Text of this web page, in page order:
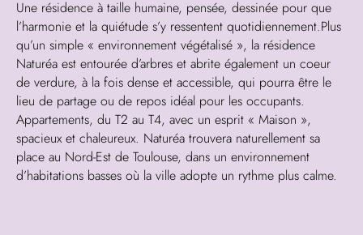
Une résidence à taille humaine, pensée, dessinée pour que
l’harmonie et la quiétude s’y ressentent quotidiennement.Plus
qu’un simple « environnement végétalisé », la résidence
Naturéa est entourée d’arbres et abrite également un coeur
de verdure, à la fois dense et accessible, qui pourra être le
lieu de partage ou de repos idéal pour les occupants.
Appartements, du T2 au T4, avec un esprit « Maison »,
spacieux et chaleureux. Naturéa trouvera naturellement sa
place au Nord-Est de Toulouse, dans un environnement
d’habitations basses où la ville adopte un rythme plus calme.